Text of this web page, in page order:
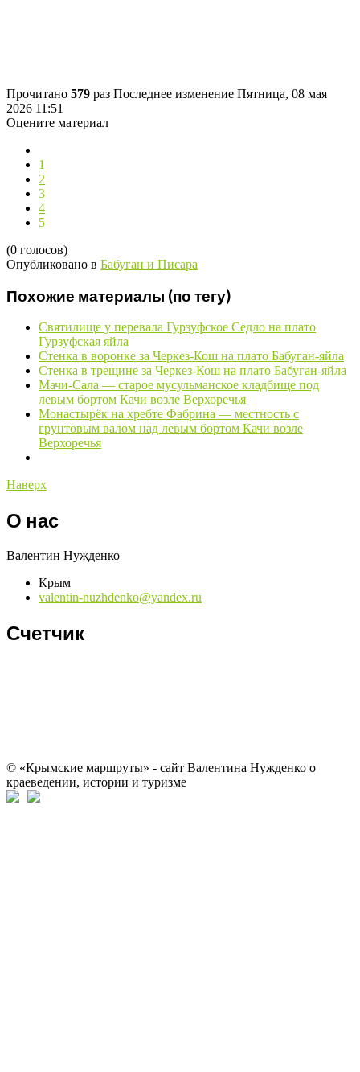
Прочитано 579 раз Последнее изменение Пятница, 08 мая
2026 11:51
Оцените материал
1
2
3
4
5
(0 голосов)
Опубликовано в Бабуган и Писара
Похожие материалы (по тегу)
Святилище у перевала Гурзуфское Седло на плато
Гурзуфская яйла
Стенка в воронке за Черкез-Кош на плато Бабуган-яйла
Стенка в трещине за Черкез-Кош на плато Бабуган-яйла
Мачи-Сала — старое мусульманское кладбище под
левым бортом Качи возле Верхоречья
Монастырёк на хребте Фабрина — местность с
грунтовым валом над левым бортом Качи возле
Верхоречья
Наверх
О нас
Валентин Нужденко
Крым
valentin-nuzhdenko@yandex.ru
Счетчик
© «Крымские маршруты» - сайт Валентина Нужденко о
краеведении, истории и туризме